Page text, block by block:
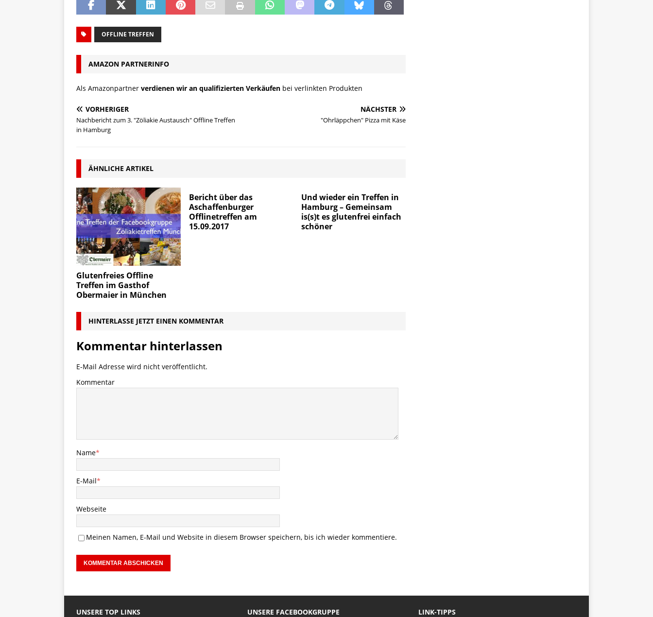
OFFLINE TREFFEN
AMAZON PARTNERINFO
Als Amazonpartner verdienen wir an qualifizierten Verkäufen bei verlinkten Produkten
VORHERIGER
Nachbericht zum 3. "Zöliakie Austausch" Offline Treffen
in Hamburg
NÄCHSTER
"Ohrläppchen" Pizza mit Käse
ÄHNLICHE ARTIKEL
Glutenfreies Offline
Treffen im Gasthof
Obermaier in München
Bericht über das
Aschaffenburger
Offlinetreffen am
15.09.2017
Und wieder ein Treffen in
Hamburg – Gemeinsam
is(s)t es glutenfrei einfach
schöner
HINTERLASSE JETZT EINEN KOMMENTAR
Kommentar hinterlassen
E-Mail Adresse wird nicht veröffentlicht.
Kommentar
Name*
E-Mail*
Webseite
Meinen Namen, E-Mail und Website in diesem Browser speichern, bis ich wieder kommentiere.
UNSERE TOP LINKS UNSERE FACEBOOKGRUPPE LINK-TIPPS